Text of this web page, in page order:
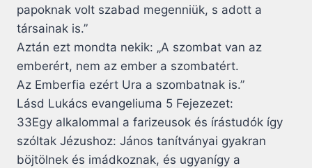
papoknak volt szabad megenniük, s adott a
társainak is.”
Aztán ezt mondta nekik: „A szombat van az
emberért, nem az ember a szombatért.
Az Emberfia ezért Ura a szombatnak is.”
Lásd Lukács evangeliuma 5 Fejezezet:
33Egy alkalommal a farizeusok és írástudók így
szóltak Jézushoz: János tanítványai gyakran
böjtölnek és imádkoznak, és ugyanígy a